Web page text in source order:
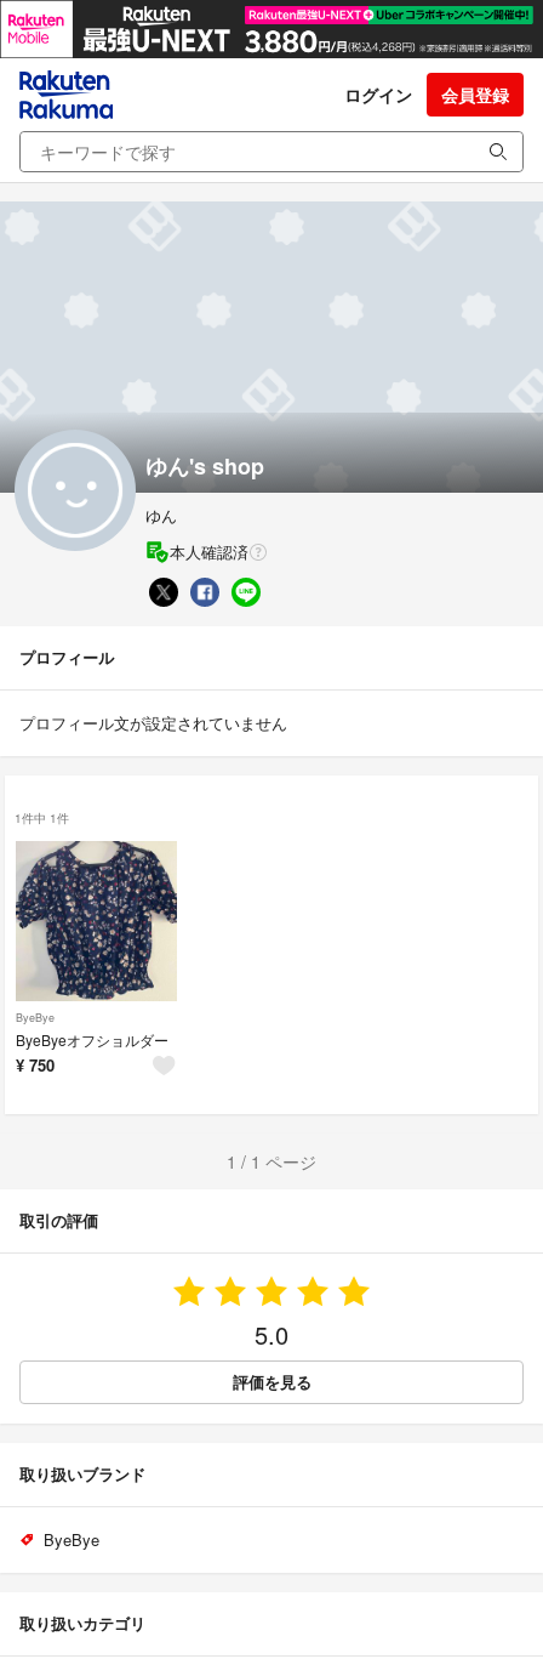
ログイン 会員登録
ゆん's shop
ゆん
本人確認済
プロフィール
プロフィール文が設定されていません
1件中 1件
ByeBye
ByeByeオフショルダー
¥ 750
1 / 1 ページ
取引の評価
5.0
評価を見る
取り扱いブランド
ByeBye
取り扱いカテゴリ